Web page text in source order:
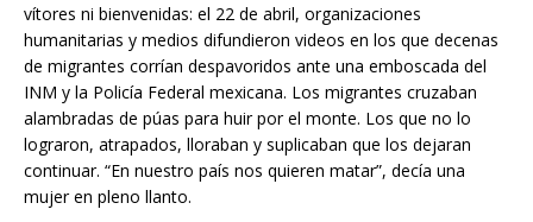
vítores ni bienvenidas: el 22 de abril, organizaciones
humanitarias y medios difundieron videos en los que decenas
de migrantes corrían despavoridos ante una emboscada del
INM y la Policía Federal mexicana. Los migrantes cruzaban
alambradas de púas para huir por el monte. Los que no lo
lograron, atrapados, lloraban y suplicaban que los dejaran
continuar. “En nuestro país nos quieren matar”, decía una
mujer en pleno llanto.